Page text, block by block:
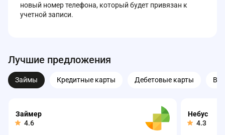
новый номер телефона, который будет привязан к
учетной записи.
Лучшие предложения
Займы Кредитные карты Дебетовые карты
Займер
4.6
Небус
4.3